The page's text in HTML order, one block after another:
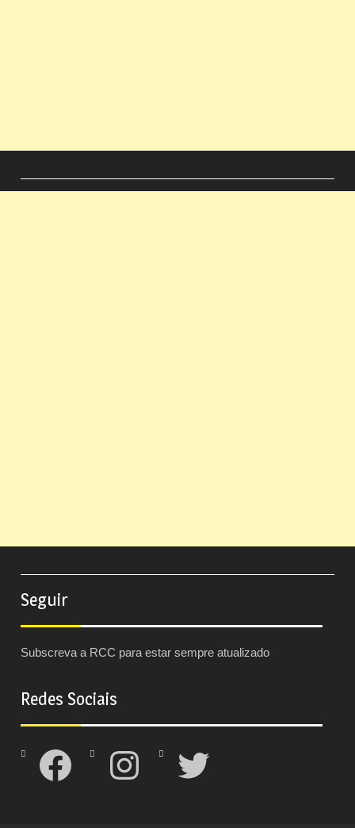
Seguir
Subscreva a RCC para estar sempre atualizado
Redes Sociais
Facebook Instagram Twitter